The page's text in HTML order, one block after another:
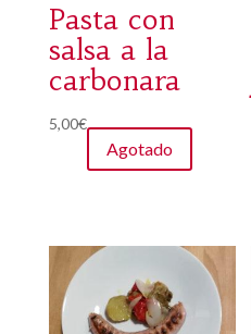
Pasta con
salsa a la
carbonara
5,00€
Agotado